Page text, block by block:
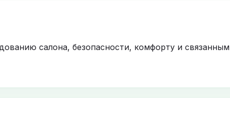
салона, безопасности, комфорту и связанным